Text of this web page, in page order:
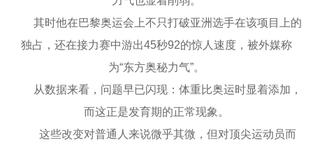
其时他在巴黎奥运会上不只打破亚洲选手在该项目上的
独占，还在接力赛中游出45秒92的惊人速度，被外媒称
为“东方奥秘力气”。
从数据来看，问题早已闪现：体重比奥运时显着添加，
而这正是发育期的正常现象。
这些改变对普通人来说微乎其微，但对顶尖运动员而